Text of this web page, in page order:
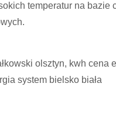
temperatur na bazie
olsztyn, kwh
system bielsko biała